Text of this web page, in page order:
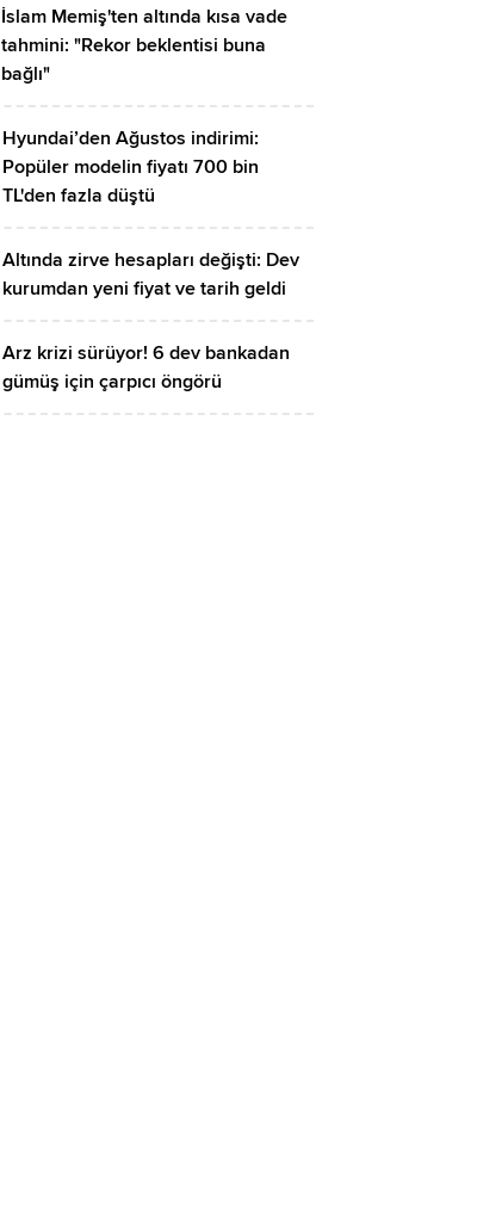
İslam Memiş'ten altında kısa vade
tahmini: "Rekor beklentisi buna
bağlı"
Hyundai’den Ağustos indirimi:
Popüler modelin fiyatı 700 bin
TL'den fazla düştü
Altında zirve hesapları değişti: Dev
kurumdan yeni fiyat ve tarih geldi
Arz krizi sürüyor! 6 dev bankadan
gümüş için çarpıcı öngörü